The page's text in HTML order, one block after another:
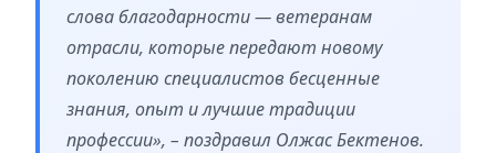
слова благодарности — ветеранам
отрасли, которые передают новому
поколению специалистов бесценные
знания, опыт и лучшие традиции
профессии», – поздравил Олжас Бектенов.